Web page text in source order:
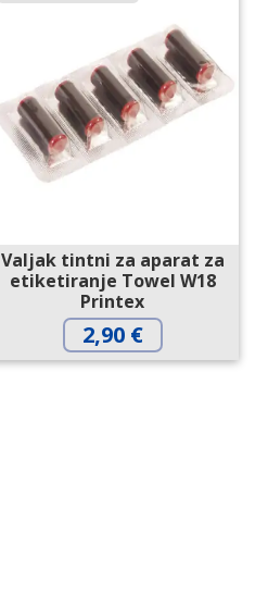
Valjak tintni za aparat za
etiketiranje Towel W18
Printex
2,90 €